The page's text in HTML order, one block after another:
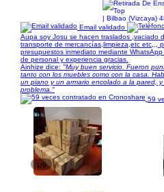
| Bilbao (Vizcaya)
Email validado
Aupa soy Josu se hacen traslados ,vaciado
transporte de mercancías,limpieza,etc etc,,,
presupuestos inmediato mediante
de personal y experiencia gracias.
Ainhize dice: "Muy buen servicio. Fueron
tanto con los muebles como con la casa.
un piano y un armario encolado a la pared,
problema."
59
1/9